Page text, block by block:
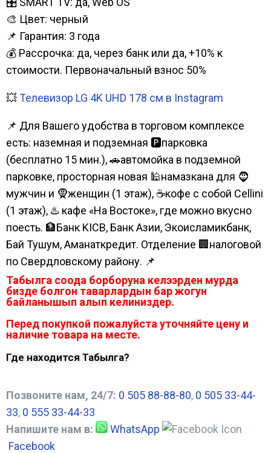
🎨 Цвет: черный
📌 Гарантия: 3 года
💰 Рассрочка: да, через банк или да, +10% к
стоимости. Первоначальный взнос 50%
💥Телевизор LG 4K UHD 178 см в Instagram
📌 Для Вашего удобства в торговом комплексе
есть: наземная и подземная 🅿парковка
(бесплатно 15 мин.), 🚗автомойка в подземной
парковке, просторная новая 🕌намазкана для 🧔
мужчин и 🧕женщин (1 этаж), ☕кофе с собой Cellini
(1 этаж), ♨️ кафе «На Востоке», где можно вкусно
поесть. 🏦Банк KICB, Банк Азии, Экоисламикбанк,
Бай Тушум, Аманаткредит. Отделение 🏢налоговой
по Свердловскому району. 📌
Табылга соода борборуна келээрден мурда
бизде болгон таварлардын бар жогун
байланышып алып келиниздер.
Перед покупкой пожалуйста уточняйте цену и
наличие товара на месте.
Где находится Табылга?
Позвоните нам, 24/7: 0 505 88-88-80, 0 505 33-44-
33, 0 555 33-44-33
Напишите нам в:
WhatsApp
Facebook